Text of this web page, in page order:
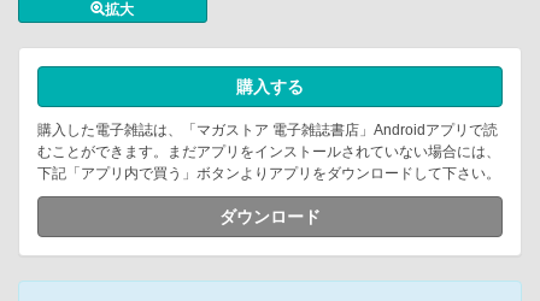
拡大
購入する
購入した電子雑誌は、「マガストア 電子雑誌書店」Androidアプリで読
むことができます。まだアプリをインストールされていない場合には、
下記「アプリ内で買う」ボタンよりアプリをダウンロードして下さい。
ダウンロード